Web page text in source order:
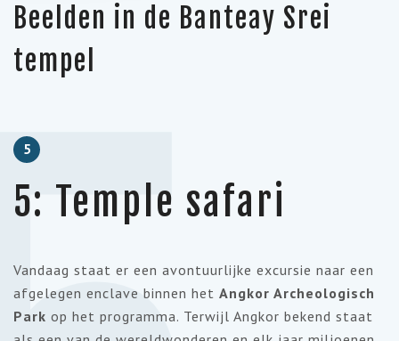
Beelden in de Banteay Srei
tempel
5
5: Temple safari
Vandaag staat er een avontuurlijke excursie naar een
afgelegen enclave binnen het Angkor Archeologisch
Park op het programma. Terwijl Angkor bekend staat